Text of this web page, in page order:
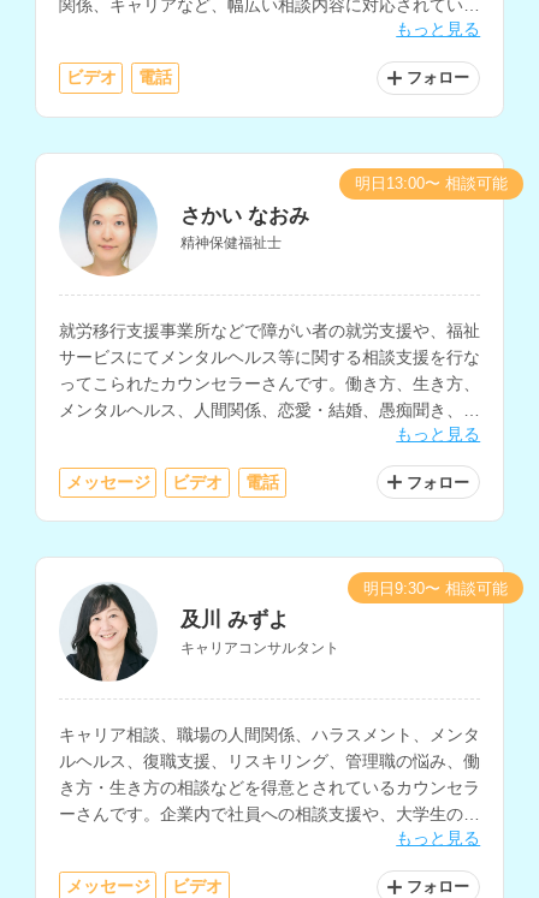
関係、キャリアなど、幅広い相談内容に対応されていま
す。病院での勤務経験や大学講師の経験もお持ちです。
もっと見る
ビデオ 電話 フォロー
さかい なおみ
精神保健福祉士
就労移行支援事業所などで障がい者の就労支援や、福祉
サービスにてメンタルヘルス等に関する相談支援を行な
ってこられたカウンセラーさんです。働き方、生き方、
メンタルヘルス、人間関係、恋愛・結婚、愚痴聞き、福
祉サービスの相談などを得意とされています。もっと見る
メッセージ ビデオ 電話 フォロー
明日13:00〜 相談可能
及川 みずよ
キャリアコンサルタント
キャリア相談、職場の人間関係、ハラスメント、メンタ
ルヘルス、復職支援、リスキリング、管理職の悩み、働
き方・生き方の相談などを得意とされているカウンセラ
ーさんです。企業内で社員への相談支援や、大学生の就
もっと見る
メッセージ ビデオ フォロー
明日9:30〜 相談可能